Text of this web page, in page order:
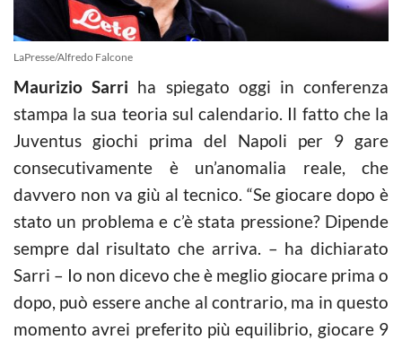
LaPresse/Alfredo Falcone
Maurizio Sarri ha spiegato oggi in conferenza
stampa la sua teoria sul calendario. Il fatto che la
Juventus giochi prima del Napoli per 9 gare
consecutivamente è un’anomalia reale, che
davvero non va giù al tecnico. “Se giocare dopo è
stato un problema e c’è stata pressione? Dipende
sempre dal risultato che arriva. – ha dichiarato
Sarri – Io non dicevo che è meglio giocare prima o
dopo, può essere anche al contrario, ma in questo
momento avrei preferito più equilibrio, giocare 9